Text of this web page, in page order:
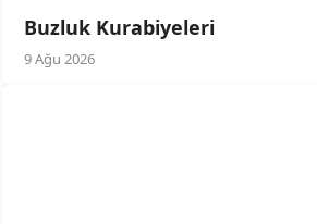
Buzluk Kurabiyeleri
9 Ağu 2026